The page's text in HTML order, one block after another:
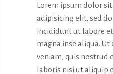
Lorem ipsum dolor
adipisicing elit, sed
incididunt ut labore
magna inse aliqua. Ut
veniam, quis nostrud
laboris nisi ut aliquip